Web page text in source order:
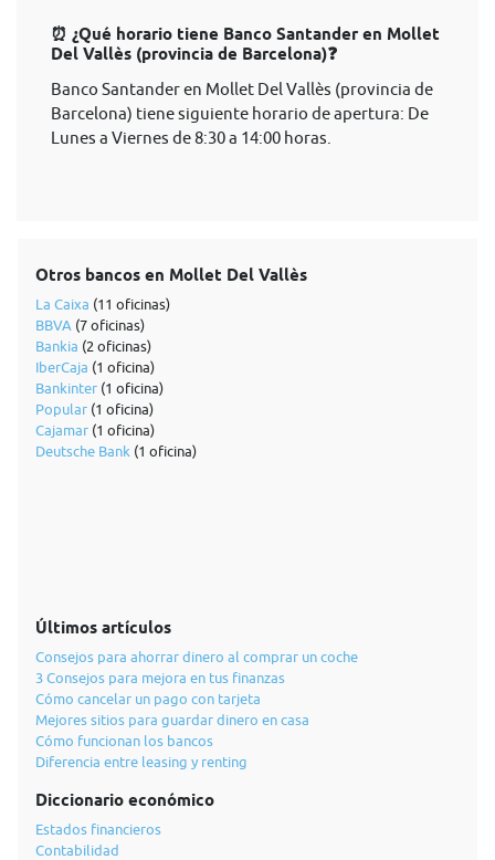
⏰ ¿Qué horario tiene Banco Santander en Mollet
Del Vallès (provincia de Barcelona)❓
Banco Santander en Mollet Del Vallès (provincia de
Barcelona) tiene siguiente horario de apertura: De
Lunes a Viernes de 8:30 a 14:00 horas.
Otros bancos en Mollet Del Vallès
La Caixa (11 oficinas)
BBVA (7 oficinas)
Bankia (2 oficinas)
IberCaja (1 oficina)
Bankinter (1 oficina)
Popular (1 oficina)
Cajamar (1 oficina)
Deutsche Bank (1 oficina)
Últimos artículos
Consejos para ahorrar dinero al comprar un coche
3 Consejos para mejora en tus finanzas
Cómo cancelar un pago con tarjeta
Mejores sitios para guardar dinero en casa
Cómo funcionan los bancos
Diferencia entre leasing y renting
Diccionario económico
Estados financieros
Contabilidad